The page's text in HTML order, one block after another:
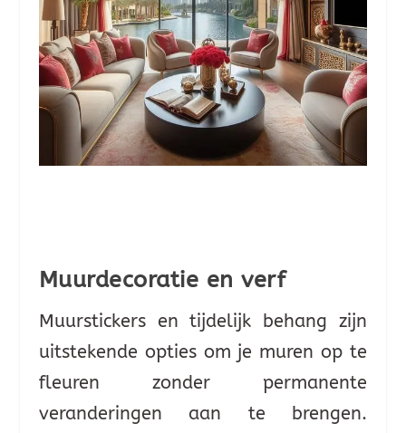
Muurdecoratie en verf
Muurstickers en tijdelijk behang zijn
uitstekende opties om je muren op te
fleuren zonder permanente
veranderingen aan te brengen.